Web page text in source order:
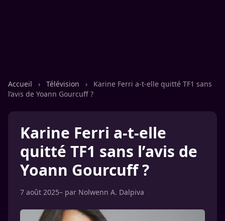
Accueil › Télévision ›
Karine Ferri a-t-elle quitté TF1 sans
l’avis de Yoann Gourcuff ?
Karine Ferri a-t-elle
quitté TF1 sans l’avis de
Yoann Gourcuff ?
7 août 2025– par Nolwenn A. Dalpiva